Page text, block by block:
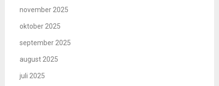
november 2025
oktober 2025
september 2025
august 2025
juli 2025